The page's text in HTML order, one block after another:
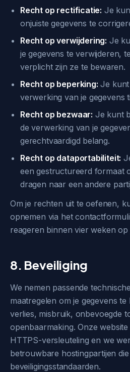
Recht op rectificatie: Je
onjuiste gegevens te
Recht op verwijdering: Je
je gegevens te verwijderen,
verplicht zijn ze te bewaren.
Recht op beperking: Je
verwerking van je gegevens
Recht op bezwaar: Je kunt
de verwerking van je
gerechtvaardigd belang.
Recht op dataportabiliteit:
een gestructureerd formaat
dragen naar een andere
Om je rechten uit te oefenen,
opnemen via het
reageren binnen vier weken op
8. Beveiliging
We nemen passende
maatregelen om je gegevens
verlies, misbruik, onbevoegde
openbaarmaking. Onze
HTTPS-versleuteling en we
betrouwbare hostingpartijen
beveiligingsstandaarden.